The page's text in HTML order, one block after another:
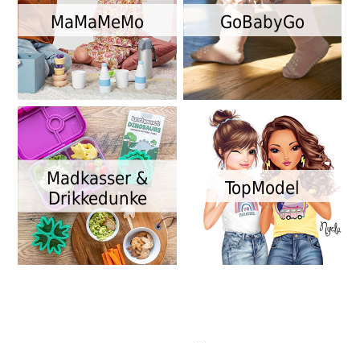
MaMaMeMo GoBabyGo
Madkasser &
Drikkedunke
TopModel